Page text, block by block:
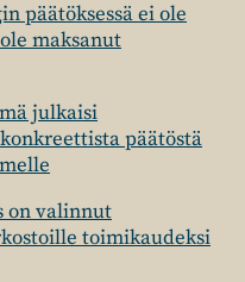
päätöksessä ei ole
maksanut
julkaisi
päätöstä
on valinnut
toimikaudeksi